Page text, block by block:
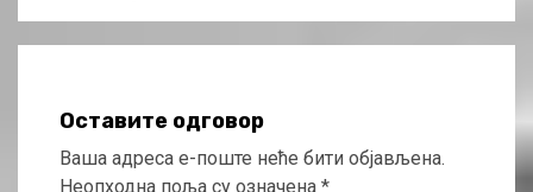
Оставите одговор
Ваша адреса е-поште неће бити објављена.
Неопходна поља су означена *